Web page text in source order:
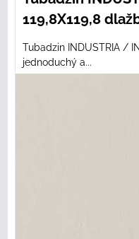
119,8X119,8
Tubadzin INDUSTRIA /
jednoduchý a...